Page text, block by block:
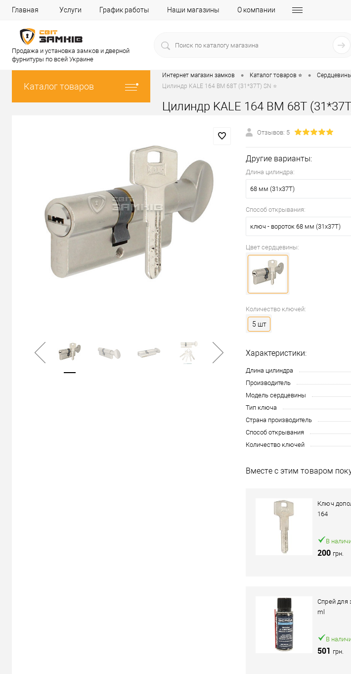
Главная Услуги График работы Наши магазины О компании
Продажа и установка замков и дверной
фурнитуры по всей Украине
Каталог товаров
Интернет магазин замков • Каталог товаров ⭐ •
Цилиндр KALE 164 BM 68T (31*37T) SN ⭐
Цилиндр KALE 164 BM 68T
Отзывов: 5
Другие варианты:
Длина цилиндра:
68 мм (31x37T)
Способ открывания:
ключ - вороток 68 мм (31x37T)
Цвет сердцевины:
Количество ключей:
5 шт
Характеристики:
Длина цилиндра
Производитель
Модель сердцевины
Тип ключа
Страна производитель
Способ открывания
Количество ключей
Вместе с этим товаром
Ключ
164
В
200 грн.
Спрей для
ml
В
501 грн.